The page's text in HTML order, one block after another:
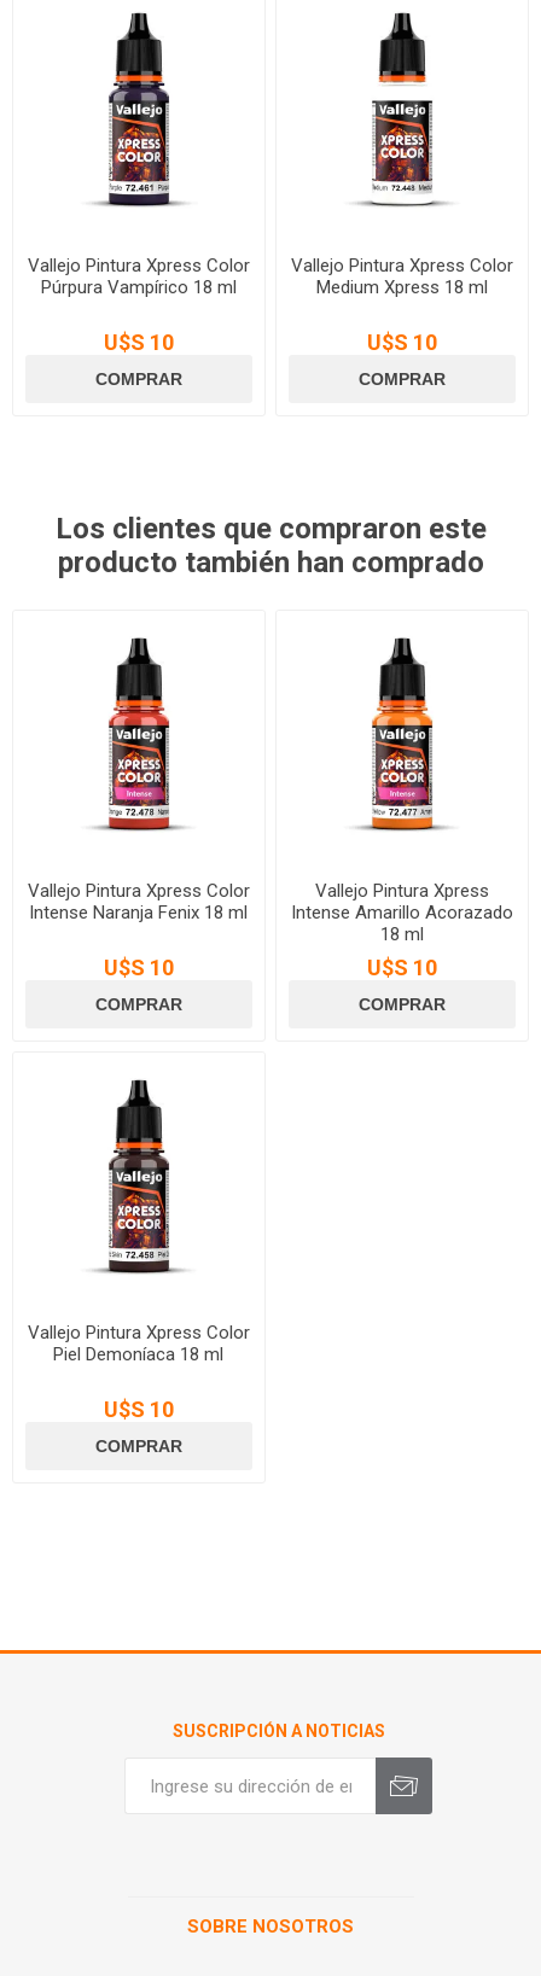
Vallejo Pintura Xpress Color
Púrpura Vampírico 18 ml
U$S 10
Vallejo Pintura Xpress Color
Medium Xpress 18 ml
U$S 10
Los clientes que compraron este
producto también han comprado
Vallejo Pintura Xpress Color
Intense Naranja Fenix 18 ml
U$S 10
Vallejo Pintura Xpress
Intense Amarillo Acorazado
18 ml
U$S 10
Vallejo Pintura Xpress Color
Piel Demoníaca 18 ml
U$S 10
SUSCRIPCIÓN A NOTICIAS
SOBRE NOSOTROS